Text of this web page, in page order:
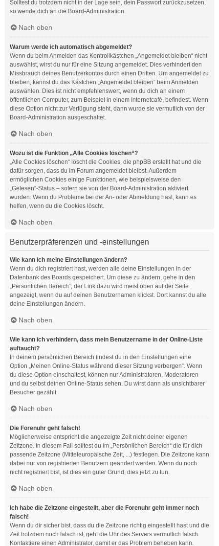
Solltest du trotzdem nicht in der Lage sein, dein Passwort zurückzusetzen,
so wende dich an die Board-Administration.
Nach oben
Warum werde ich automatisch abgemeldet?
Wenn du beim Anmelden das Kontrollkästchen „Angemeldet bleiben“ nicht
auswählst, wirst du nur für eine Sitzung angemeldet. Dies verhindert den
Missbrauch deines Benutzerkontos durch einen Dritten. Um angemeldet zu
bleiben, kannst du das Kästchen „Angemeldet bleiben“ beim Anmelden
auswählen. Dies ist nicht empfehlenswert, wenn du dich an einem
öffentlichen Computer, zum Beispiel in einem Internetcafé, befindest. Wenn
diese Option nicht zur Verfügung steht, dann wurde sie vermutlich von der
Board-Administration ausgeschaltet.
Nach oben
Wozu ist die Funktion „Alle Cookies löschen“?
„Alle Cookies löschen“ löscht die Cookies, die phpBB erstellt hat und die
dafür sorgen, dass du im Forum angemeldet bleibst. Außerdem
ermöglichen Cookies einige Funktionen, wie beispielsweise den
„Gelesen“-Status – sofern sie von der Board-Administration aktiviert
wurden. Wenn du Probleme bei der An- oder Abmeldung hast, kann es
helfen, wenn du die Cookies löscht.
Nach oben
Benutzerpräferenzen und -einstellungen
Wie kann ich meine Einstellungen ändern?
Wenn du dich registriert hast, werden alle deine Einstellungen in der
Datenbank des Boards gespeichert. Um diese zu ändern, gehe in den
„Persönlichen Bereich“; der Link dazu wird meist oben auf der Seite
angezeigt, wenn du auf deinen Benutzernamen klickst. Dort kannst du alle
deine Einstellungen ändern.
Nach oben
Wie kann ich verhindern, dass mein Benutzername in der Online-Liste
auftaucht?
In deinem persönlichen Bereich findest du in den Einstellungen eine
Option „Meinen Online-Status während dieser Sitzung verbergen“. Wenn
du diese Option einschaltest, können nur Administratoren, Moderatoren
und du selbst deinen Online-Status sehen. Du wirst dann als unsichtbarer
Besucher gezählt.
Nach oben
Die Forenuhr geht falsch!
Möglicherweise entspricht die angezeigte Zeit nicht deiner eigenen
Zeitzone. In diesem Fall solltest du im „Persönlichen Bereich“ die für dich
passende Zeitzone (Mitteleuropäische Zeit, ...) festlegen. Die Zeitzone kann
dabei nur von registrierten Benutzern geändert werden. Wenn du noch
nicht registriert bist, ist dies ein guter Grund, dies jetzt zu tun.
Nach oben
Ich habe die Zeitzone eingestellt, aber die Forenuhr geht immer noch
falsch!
Wenn du dir sicher bist, dass du die Zeitzone richtig eingestellt hast und die
Zeit trotzdem noch falsch ist, geht die Uhr des Servers vermutlich falsch.
Kontaktiere einen Administrator, damit er das Problem beheben kann.